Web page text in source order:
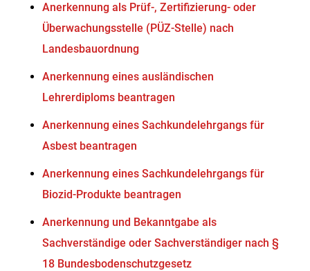
Anerkennung als Prüf-, Zertifizierung- oder
Überwachungsstelle (PÜZ-Stelle) nach
Landesbauordnung
Anerkennung eines ausländischen
Lehrerdiploms beantragen
Anerkennung eines Sachkundelehrgangs für
Asbest beantragen
Anerkennung eines Sachkundelehrgangs für
Biozid-Produkte beantragen
Anerkennung und Bekanntgabe als
Sachverständige oder Sachverständiger nach §
18 Bundesbodenschutzgesetz